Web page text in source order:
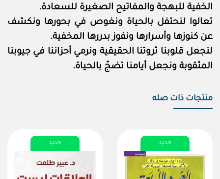
الخفية للبهجة والمفاتيح الصغيرة للسعادة.
تعالوا لنحتفل بالحياة ونغوص في بحورها ونكشف
عن كنوزها وأسرارها ونفوز بدررها المخفية.
لنجعل قلوبنا ثروتنا الحقيقية ونرمي أحزاننا في جيوبنا
المثقوبة ونجعل أيامنا تضجّ بالحياة.
منتجات ذات صله
جديد جديد